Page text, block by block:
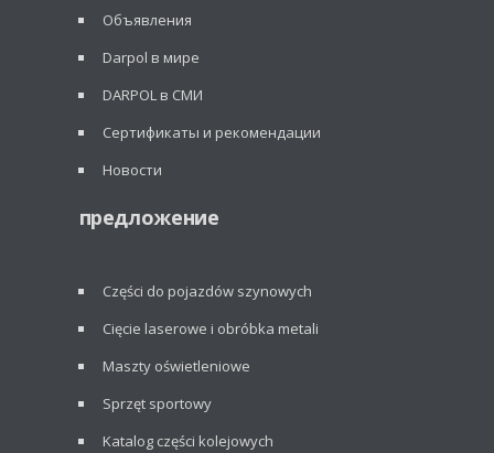
Объявления
Darpol в мире
DARPOL в СМИ
Сертификаты и рекомендации
Новости
предложение
Części do pojazdów szynowych
Cięcie laserowe i obróbka metali
Maszty oświetleniowe
Sprzęt sportowy
Katalog części kolejowych